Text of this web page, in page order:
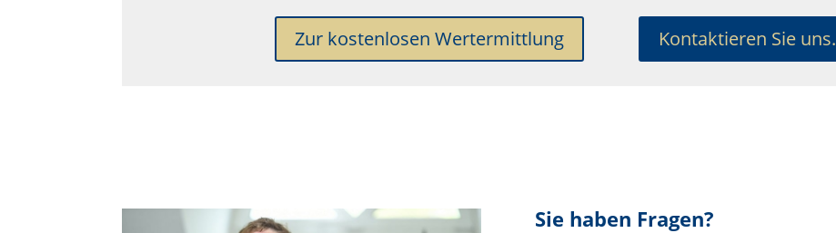
Zur kostenlosen Wertermittlung Kontaktieren Sie uns.
Sie haben Fragen?